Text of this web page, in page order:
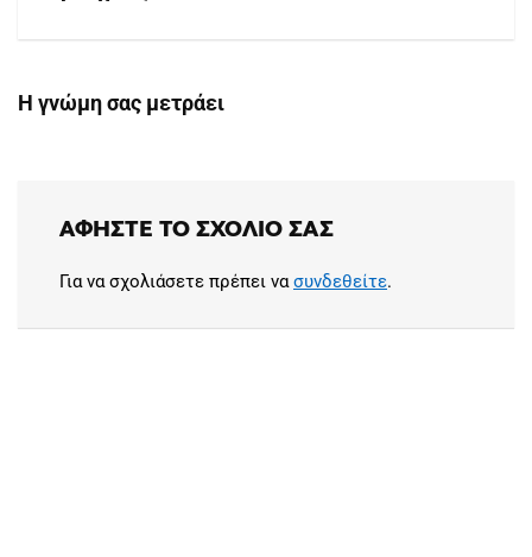
Η γνώμη σας μετράει
ΑΦΉΣΤΕ ΤΟ ΣΧΌΛΙΟ ΣΑΣ
Για να σχολιάσετε πρέπει νασυνδεθείτε.